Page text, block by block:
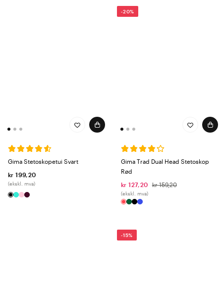
Gima Stetoskopetui Svart
kr 199,20
(ekskl. mva)
-20%
Gima Trad Dual Head Stetoskop
Rød
kr 127,20
kr 159,20
(ekskl. mva)
-15%